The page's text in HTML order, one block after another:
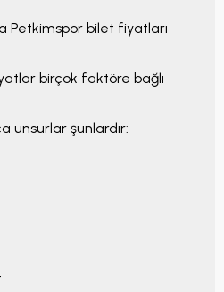
Petkimspor bilet fiyatları
birçok faktöre bağlı
unsurlar şunlardır: